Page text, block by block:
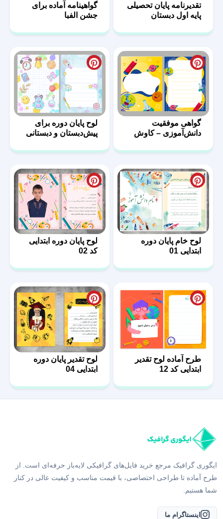
تقدیرنامه پایان تحصیلی
پایه اول دبستان
گواهینامه آماده برای
جشن الفبا
گواهی موفقیت
دانش‌آموزی – کاوش
لوح پایان دوره برای
پیش‌دبستان و دبستانی
لوح خام پایان دوره
ابتدایی 01
لوح پایان دوره ابتدایی
کد 02
طرح آماده لوح تقدیر
ابتدایی کد 12
لوح تقدیر پایان دوره
ابتدایی 04
ایگوری گرافیک مرجع خرید فایل‌های گرافیکی لایه‌باز حرفه‌ای است. از
طرح آماده تا طراحی اختصاصی، با قیمت مناسب و کیفیت عالی در کنار
شما هستیم.
اینستاگرام ما